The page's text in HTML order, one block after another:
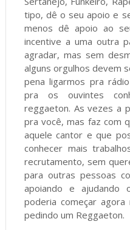
tipo, dê o seu apoio e
menos dê apoio ao
incentive a uma outra
agradar, mas sem
alguns orgulhos devem
pena ligarmos pra
pra os ouvintes
reggaeton. As vezes a
pra você, mas faz com
aquele cantor e que
conhecer mais
recrutamento, sem
para outras pessoas
apoiando e ajudando
poderia começar
pedindo um Reggaeton.